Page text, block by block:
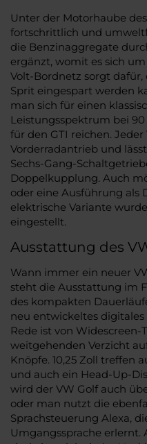
Unter der Motorhaube
fortschrittlich und
die Benzinaggregate
ergänzt, womit es sich
Volt-Bordnetz sorgt dafür,
Sprit eingespart werden
man sich für einen
Leistungsspektrum bei
für den GTI reichen.
Vorderradantrieb und
Sechs-Gang-
Doppelkupplung. Auch
oder eine Ausführung als
elektrische Variante
eingestellt.
Ausstattung des
Wann immer ein neuer
steht die Ausstattung im
des kompakten
neu entwickeltes digitales
Rede ist von
weitgehenden Verzicht
Knöpfe. 10,25 Zoll treffen
und auch ein Head-Up-
wird der VW Golf auch
oder man nutzt die
Sprachsteuerung Alexa,
Umgangssprache erlernt.